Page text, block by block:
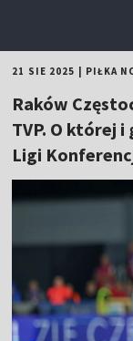
21 SIE 2025 PIŁKA
Raków
TVP. O której
Ligi